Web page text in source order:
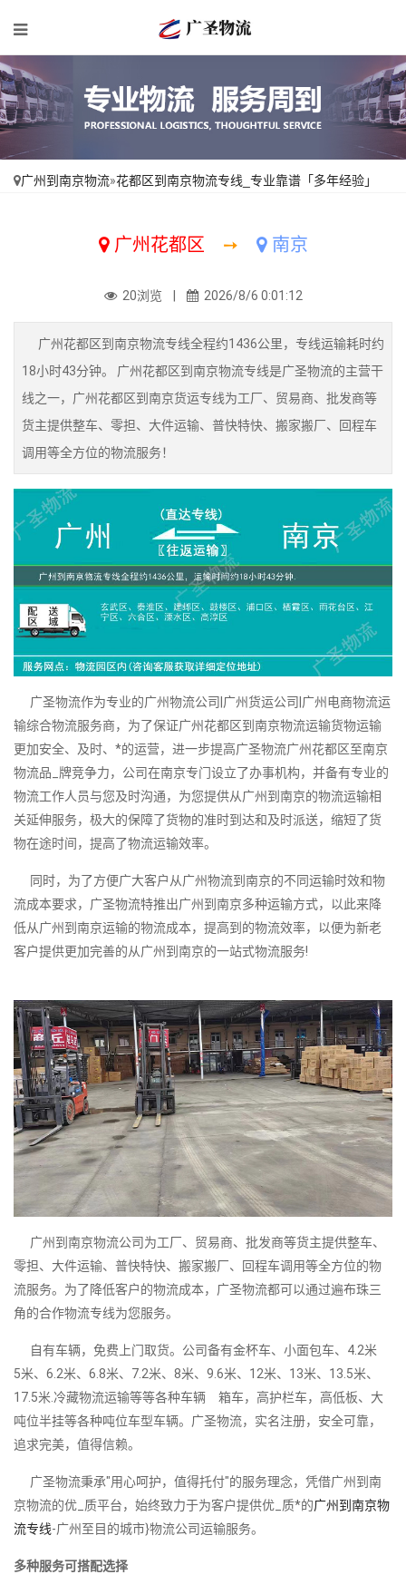
广州到南京物流»花都区到南京物流专线_专业靠谱「多年经验」
广州花都区 ➙ 南京
20浏览 | 2026/8/6 0:01:12
广州花都区到南京物流专线全程约1436公里，专线运输耗时约
18小时43分钟。 广州花都区到南京物流专线是广圣物流的主营干
线之一，广州花都区到南京货运专线为工厂、贸易商、批发商等
货主提供整车、零担、大件运输、普快特快、搬家搬厂、回程车
调用等全方位的物流服务！
广圣物流作为专业的广州物流公司|广州货运公司|广州电商物流运
输综合物流服务商，为了保证广州花都区到南京物流运输货物运输
更加安全、及时、*的运营，进一步提高广圣物流广州花都区至南京
物流品_牌竞争力，公司在南京专门设立了办事机构，并备有专业的
物流工作人员与您及时沟通，为您提供从广州到南京的物流运输相
关延伸服务，极大的保障了货物的准时到达和及时派送，缩短了货
物在途时间，提高了物流运输效率。
同时，为了方便广大客户从广州物流到南京的不同运输时效和物
流成本要求，广圣物流特推出广州到南京多种运输方式，以此来降
低从广州到南京运输的物流成本，提高到的物流效率，以便为新老
客户提供更加完善的从广州到南京的一站式物流服务!
广州到南京物流公司为工厂、贸易商、批发商等货主提供整车、
零担、大件运输、普快特快、搬家搬厂、回程车调用等全方位的物
流服务。为了降低客户的物流成本，广圣物流都可以通过遍布珠三
角的合作物流专线为您服务。
自有车辆，免费上门取货。公司备有金杯车、小面包车、4.2米
5米、6.2米、6.8米、7.2米、8米、9.6米、12米、13米、13.5米、
17.5米.冷藏物流运输等等各种车辆 箱车，高护栏车，高低板、大
吨位半挂等各种吨位车型车辆。广圣物流，实名注册，安全可靠，
追求完美，值得信赖。
广圣物流秉承"用心呵护，值得托付"的服务理念，凭借广州到南
京物流的优_质平台，始终致力于为客户提供优_质*的广州到南京物
流专线-广州至目的城市}物流公司运输服务。
多种服务可搭配选择